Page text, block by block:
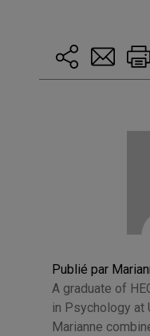
Publié par
A graduate of
in Psychology at
Marianne